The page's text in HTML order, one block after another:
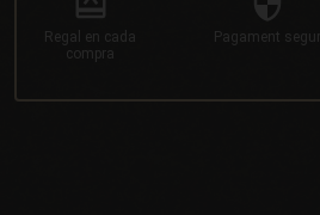
Regal en cada
compra
Pagament segur